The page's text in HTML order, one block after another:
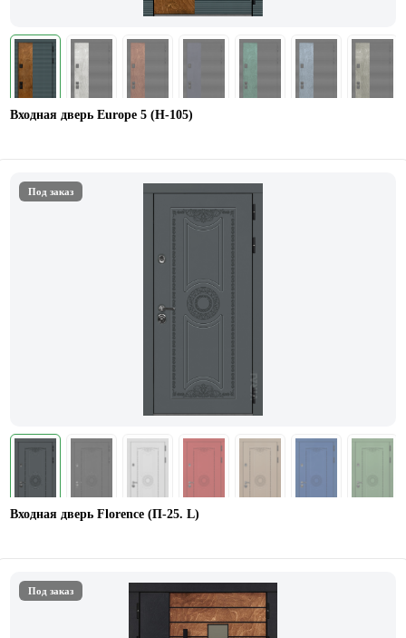
Входная дверь Europe 5 (H-105)
Под заказ
Входная дверь Florence (П-25. L)
Под заказ